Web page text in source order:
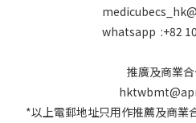
whatsapp :+82
推廣及商業
*以上電郵地址只用作推薦及商業